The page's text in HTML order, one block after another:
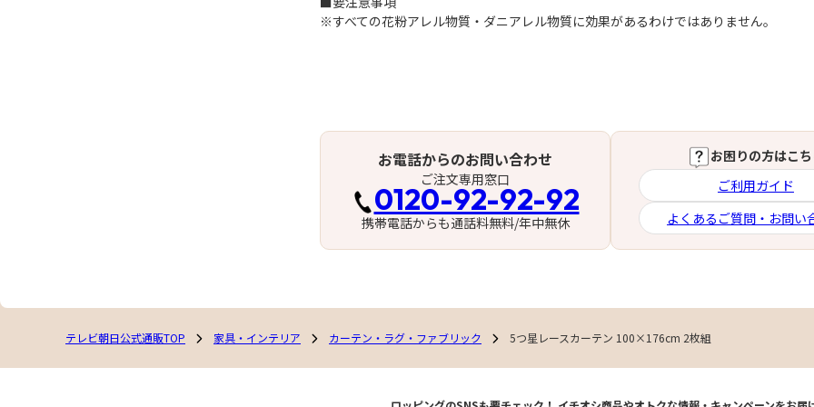
※すべての花粉アレル物質・ダニアレル物質に効果があるわけではありません。
お電話からのお問い合わせ
ご注文専用窓口
0120-92-92-92
携帯電話からも通話料無料/年中無休
お困りの方はこち
ご利用ガイド
よくあるご質問・お問い
テレビ朝日公式通販TOP 家具・インテリア カーテン・ラグ・ファブリック 5つ星レースカーテン 100×176cm 2枚組